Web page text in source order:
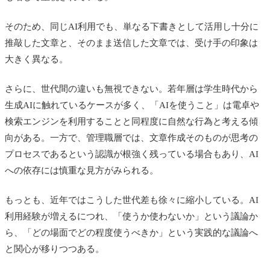
そのため、同じAI利用でも、単なる下書きとして活用し十分に
推敲した文章と、そのまま送信した文章では、受け手の印象は
大きく異なる。
さらに、世代間の違いも無視できない。若年層は学生時代から
生成AIに触れているケースが多く、「AIを使うこと」は電卓や
検索エンジンを利用することと同程度に自然な行為と考える傾
向がある。一方で、管理職層では、文章作成そのものが思考の
プロセスであるという認識が根強く残っている場合もあり、AI
への依存には慎重な見方がみられる。
もっとも、近年ではこうした世代差も徐々に縮小している。AI
利用経験が増えるにつれ、「使うか使わないか」という議論か
ら、「どの場面でどの程度使うべきか」という実践的な議論へ
と関心が移りつつある。